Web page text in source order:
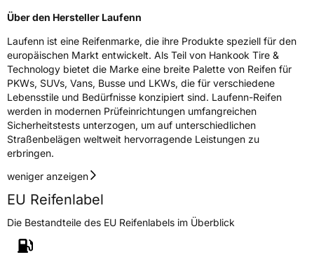
technik@hankookreifen.de
Über den Hersteller Laufenn
Laufenn ist eine Reifenmarke, die ihre Produkte speziell für den
europäischen Markt entwickelt. Als Teil von Hankook Tire &
Technology bietet die Marke eine breite Palette von Reifen für
PKWs, SUVs, Vans, Busse und LKWs, die für verschiedene
Lebensstile und Bedürfnisse konzipiert sind. Laufenn-Reifen
werden in modernen Prüfeinrichtungen umfangreichen
Sicherheitstests unterzogen, um auf unterschiedlichen
Straßenbelägen weltweit hervorragende Leistungen zu
erbringen.
weniger anzeigen
EU Reifenlabel
Die Bestandteile des EU Reifenlabels im Überblick